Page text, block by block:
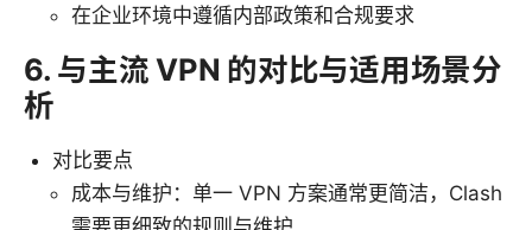
在企业环境中遵循内部政策和合规要求
6. 与主流 VPN 的对比与适用场景分
析
对比要点
成本与维护：单一 VPN 方案通常更简洁，Clash